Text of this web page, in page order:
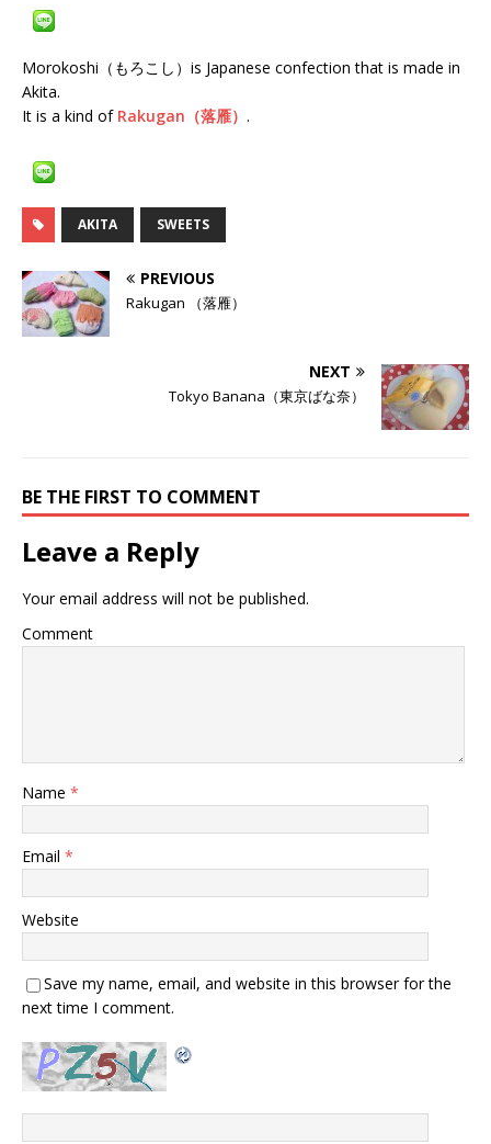
Morokoshi（もろこし）is Japanese confection that is made in
Akita.
It is a kind of Rakugan（落雁） .
AKITA SWEETS
PREVIOUS
Rakugan （落雁）
NEXT
Tokyo Banana（東京ばな奈）
BE THE FIRST TO COMMENT
Leave a Reply
Your email address will not be published.
Comment
Name *
Email *
Website
Save my name, email, and website in this browser for the
next time I comment.